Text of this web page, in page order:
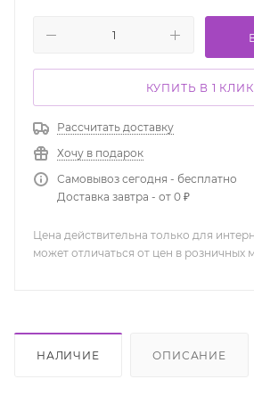
КУПИТЬ В 1 КЛИК
Рассчитать доставку
Хочу в подарок
Самовывоз сегодня - бесплатно
Доставка завтра - от 0 ₽
Цена действительна только для
может отличаться от цен в розничных
НАЛИЧИЕ ОПИСАНИЕ